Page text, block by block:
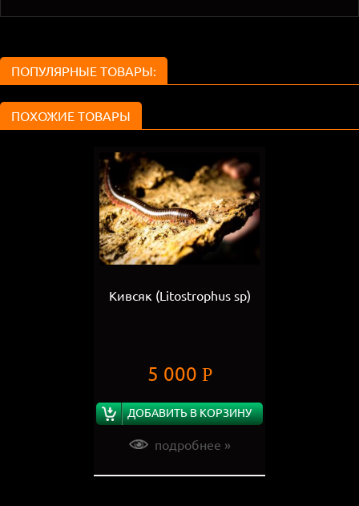
ПОПУЛЯРНЫЕ ТОВАРЫ:
ПОХОЖИЕ ТОВАРЫ
Кивсяк (Litostrophus sp)
5 000 Р
ДОБАВИТЬ В КОРЗИНУ
подробнее »